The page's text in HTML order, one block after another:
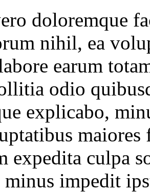
doloremque
nihil, ea
earum
odio
explicabo,
expedita culpa
impedit